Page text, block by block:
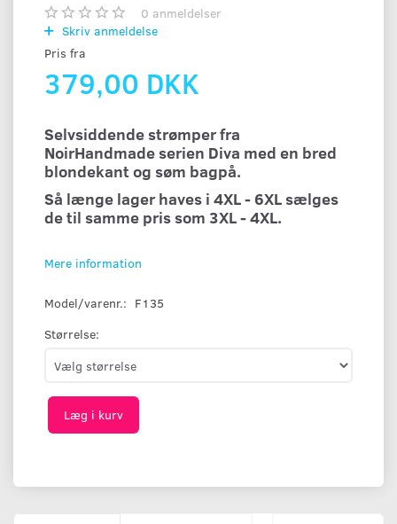
0 anmeldelser
Skriv anmeldelse
Pris fra
379,00 DKK
Selvsiddende strømper fra
NoirHandmade serien Diva med en bred
blondekant og søm bagpå.
Så længe lager haves i 4XL - 6XL sælges
de til samme pris som 3XL - 4XL.
Mere information
Model/varenr.: F135
Størrelse:
Læg i kurv